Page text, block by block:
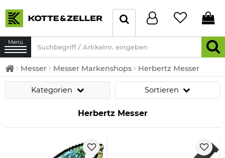
Menü
Messer Messer Markenshops Herbertz Messer
Kategorien Sortieren
Herbertz Messer